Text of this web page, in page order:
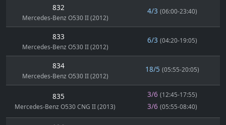
832
Mercedes-Benz O530 II (2012)
4/3 (06:00-23:40)
833
Mercedes-Benz O530 II (2012)
6/3 (04:20-19:05)
834
Mercedes-Benz O530 II (2012)
18/5 (05:55-20:05)
835
Mercedes-Benz O530 CNG II (2013)
3/6 (12:45-17:55)
3/6 (05:55-08:40)